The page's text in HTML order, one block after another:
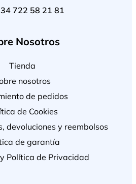
722 58 21 81
Nosotros
Tienda
nosotros
de pedidos
de Cookies
devoluciones y reembolsos
de garantía
Política de Privacidad